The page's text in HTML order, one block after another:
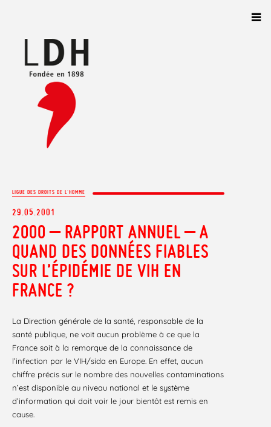
LIGUE DES DROITS DE L'HOMME
29.05.2001
2000 – RAPPORT ANNUEL – A
QUAND DES DONNÉES FIABLES
SUR L’ÉPIDÉMIE DE VIH EN
FRANCE ?
La Direction générale de la santé, responsable de la
santé publique, ne voit aucun problème à ce que la
France soit à la remorque de la connaissance de
l’infection par le VIH/sida en Europe. En effet, aucun
chiffre précis sur le nombre des nouvelles contaminations
n’est disponible au niveau national et le système
d’information qui doit voir le jour bientôt est remis en
cause.